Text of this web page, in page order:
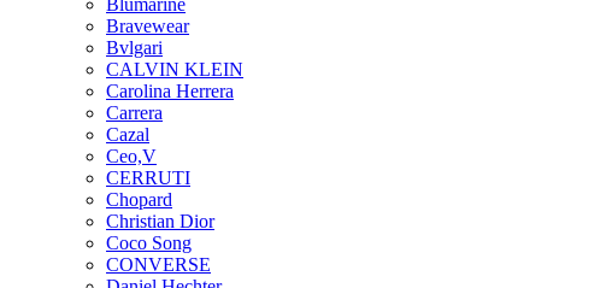
Blumarine
Bravewear
Bvlgari
CALVIN KLEIN
Carolina Herrera
Carrera
Cazal
Ceo,V
CERRUTI
Chopard
Christian Dior
Coco Song
CONVERSE